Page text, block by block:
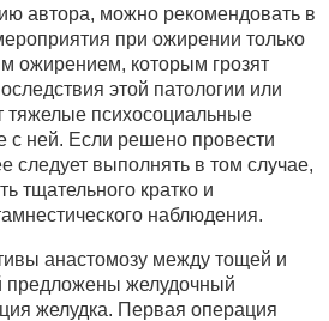
автора, можно рекомендовать в
при ожирении только
ожирением, которым грозят
этой патологии или
тяжелые психосоциальные
с ней. Если решено провести
следует выполнять в том случае,
тщательного кратко и
наблюдения.
анастомозу между тощей и
предложены желудочный
желудка. Первая операция